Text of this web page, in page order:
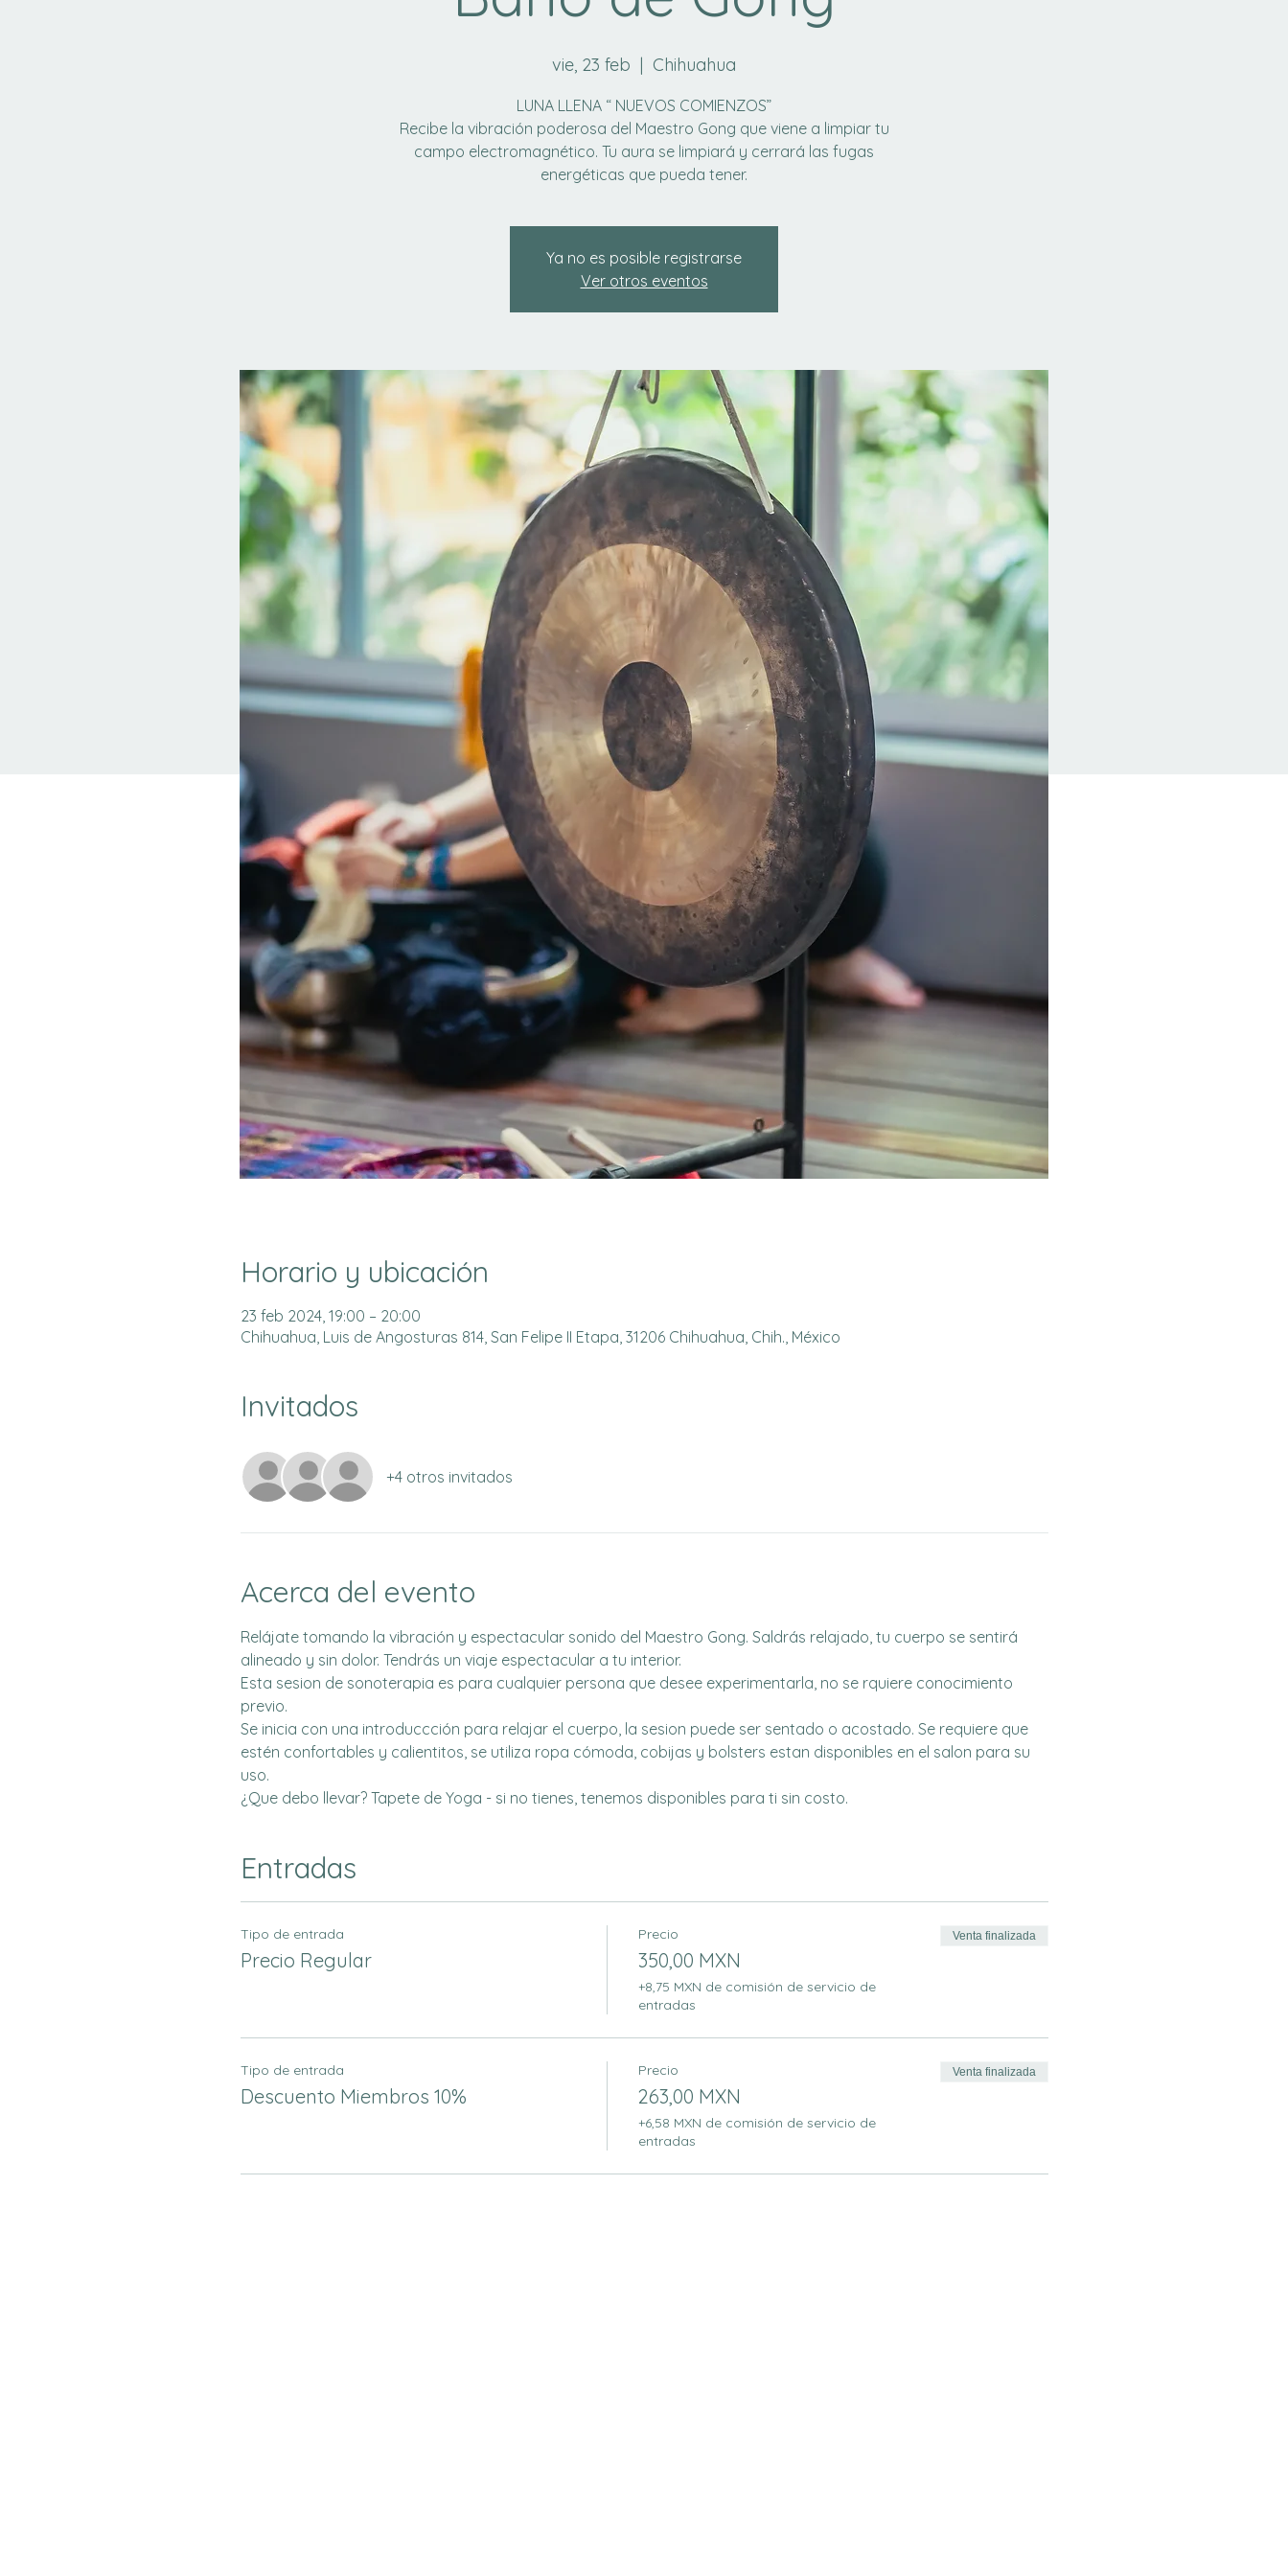
vie, 23 feb
  |
Chihuahua
LUNA LLENA “ NUEVOS COMIENZOS”
Recibe la vibración poderosa del Maestro Gong que viene a limpiar tu
campo electromagnético. Tu aura se limpiará y cerrará las fugas
energéticas que pueda tener.
Ya no es posible registrarse
Ver otros eventos
Horario y ubicación
23 feb 2024, 19:00 – 20:00
Chihuahua, Luis de Angosturas 814, San Felipe II Etapa, 31206 Chihuahua, Chih., México
Invitados
+4 otros invitados
Acerca del evento
Relájate tomando la vibración y espectacular sonido del Maestro Gong. Saldrás relajado, tu cuerpo se sentirá
alineado y sin dolor. Tendrás un viaje espectacular a tu interior.
Esta sesion de sonoterapia es para cualquier persona que desee experimentarla, no se rquiere conocimiento
previo.
Se inicia con una introduccción para relajar el cuerpo, la sesion puede ser sentado o acostado. Se requiere que
estén confortables y calientitos, se utiliza ropa cómoda, cobijas y bolsters estan disponibles en el salon para su
uso.
¿Que debo llevar? Tapete de Yoga - si no tienes, tenemos disponibles para ti sin costo.
Entradas
Tipo de entrada
Precio Regular
Precio
350,00 MXN
+8,75 MXN de comisión de servicio de
entradas
Venta finalizada
Tipo de entrada
Descuento Miembros 10%
Precio
263,00 MXN
+6,58 MXN de comisión de servicio de
entradas
Venta finalizada